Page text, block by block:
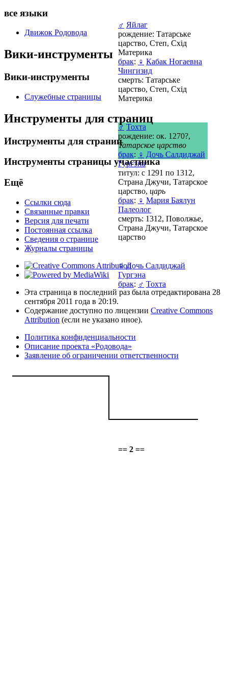
♂ Яйлаг
рождение: Татарське
царство, Степ, Схід
Материка
брак: ♀ Кабак Ногаевна
Чингизид
смерть: Татарське
царство, Степ, Схід
Материка
♂ Тохта
рождение: ок. 1270?,
Татарское царство
брак: ♀ Дочь Салдиджай
Гургэна
титул: с 1291 по 1312,
Страна Джучи, Татарское
царство, царь
брак: ♀ Мария Баялун
Палеолог
смерть: 1312, Поволжье,
Страна Джучи, Татарское
царство
♀ Дочь Салдиджай
Гургэна
брак: ♂ Тохта
== 2 ==
все языки
Движок Родовода
Вики-инструменты
Вики-инструменты
Служебные страницы
Инструменты для страниц
Инструменты для страниц
Инструменты страницы участника
Ещё
Ссылки сюда
Связанные правки
Версия для печати
Постоянная ссылка
Сведения о странице
Журналы страницы
Эта страница в последний раз была отредактирована 28
сентября 2011 года в 20:19.
Содержание доступно по лицензии Creative Commons
Attribution (если не указано иное).
Политика конфиденциальности
Описание проекта «Родовода»
Заявление об ограничении ответственности